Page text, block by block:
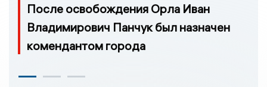
После освобождения Орла Иван
Владимирович Панчук был назначен
комендантом города